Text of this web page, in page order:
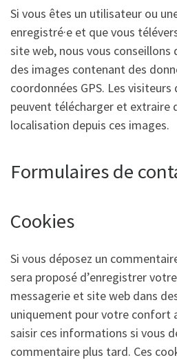
Si vous êtes un utilisateur ou
enregistré·e et que vous
site web, nous vous conseillons
des images contenant des
coordonnées GPS. Les
peuvent télécharger et extraire
localisation depuis ces images.
Formulaires de
Cookies
Si vous déposez un
sera proposé d’enregistrer
messagerie et site web dans
uniquement pour votre confort
saisir ces informations si vous
commentaire plus tard. Ces